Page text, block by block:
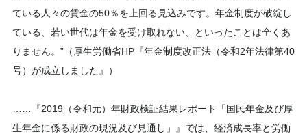
ている人々の賃金の50％を上回る見込みです。年金制度が破綻し
ている、若い世代は年金を受け取れない、といったことは全くあ
りません。”（厚生労働省HP『年金制度改正法（令和2年法律第40
号）が成立しました』）
……『2019（令和元）年財政検証結果レポート「国民年金及び厚
生年金に係る財政の現況及び見通し」』では、経済成長率と労働